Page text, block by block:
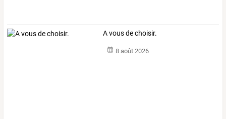
A vous de choisir.
8 août 2026